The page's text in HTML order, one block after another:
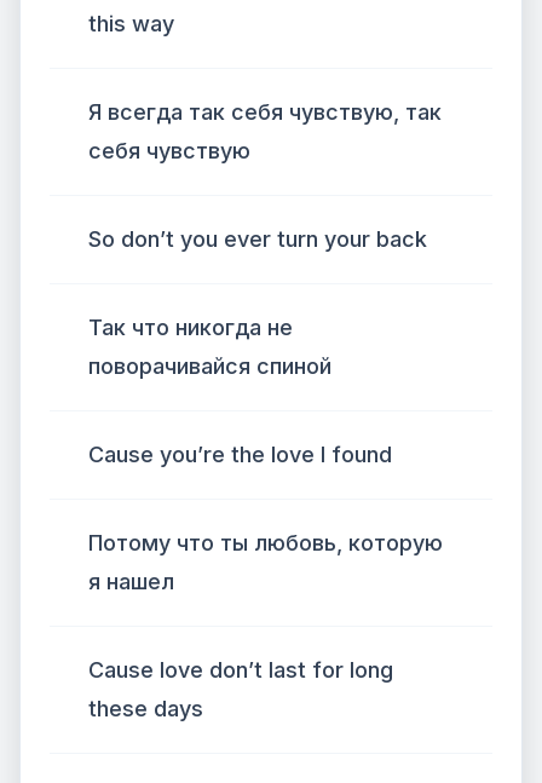
this way
Я всегда так себя чувствую, так
себя чувствую
So don’t you ever turn your back
Так что никогда не
поворачивайся спиной
Cause you’re the love I found
Потому что ты любовь, которую
я нашел
Cause love don’t last for long
these days